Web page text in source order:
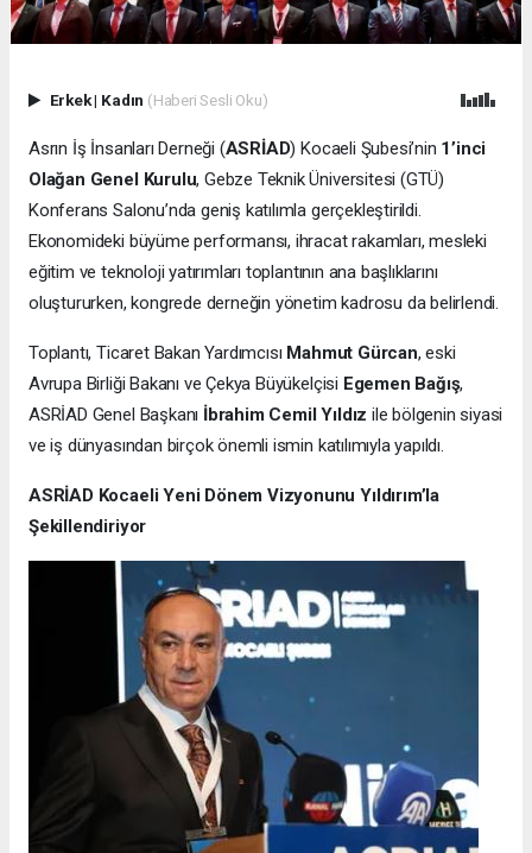
Erkek| Kadın (Haberi Sesli Oku)
Asrın İş İnsanları Derneği (ASRİAD) Kocaeli Şubesi’nin 1’inci
Olağan Genel Kurulu, Gebze Teknik Üniversitesi (GTÜ)
Konferans Salonu’nda geniş katılımla gerçekleştirildi.
Ekonomideki büyüme performansı, ihracat rakamları, mesleki
eğitim ve teknoloji yatırımları toplantının ana başlıklarını
oluştururken, kongrede derneğin yönetim kadrosu da belirlendi.
Toplantı, Ticaret Bakan Yardımcısı Mahmut Gürcan, eski
Avrupa Birliği Bakanı ve Çekya Büyükelçisi Egemen Bağış,
ASRİAD Genel Başkanı İbrahim Cemil Yıldız ile bölgenin siyasi
ve iş dünyasından birçok önemli ismin katılımıyla yapıldı.
ASRİAD Kocaeli Yeni Dönem Vizyonunu Yıldırım’la
Şekillendiriyor